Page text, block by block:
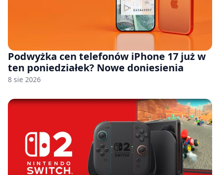
Podwyżka cen telefonów iPhone 17 już w
ten poniedziałek? Nowe doniesienia
8 sie 2026